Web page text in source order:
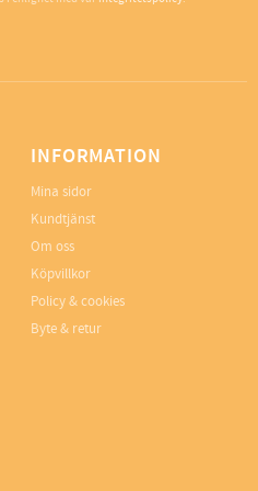
INFORMATION
Mina sidor
Kundtjänst
Om oss
Köpvillkor
Policy & cookies
Byte & retur